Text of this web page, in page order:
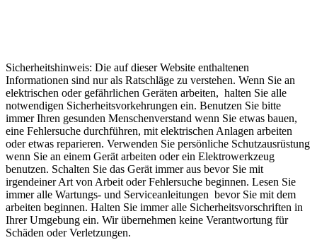
Sicherheitshinweis: Die auf dieser Website enthaltenen
Informationen sind nur als Ratschläge zu verstehen. Wenn Sie an
elektrischen oder gefährlichen Geräten arbeiten, halten Sie alle
notwendigen Sicherheitsvorkehrungen ein. Benutzen Sie bitte
immer Ihren gesunden Menschenverstand wenn Sie etwas bauen,
eine Fehlersuche durchführen, mit elektrischen Anlagen arbeiten
oder etwas reparieren. Verwenden Sie persönliche Schutzausrüstung
wenn Sie an einem Gerät arbeiten oder ein Elektrowerkzeug
benutzen. Schalten Sie das Gerät immer aus bevor Sie mit
irgendeiner Art von Arbeit oder Fehlersuche beginnen. Lesen Sie
immer alle Wartungs- und Serviceanleitungen bevor Sie mit dem
arbeiten beginnen. Halten Sie immer alle Sicherheitsvorschriften in
Ihrer Umgebung ein. Wir übernehmen keine Verantwortung für
Schäden oder Verletzungen.